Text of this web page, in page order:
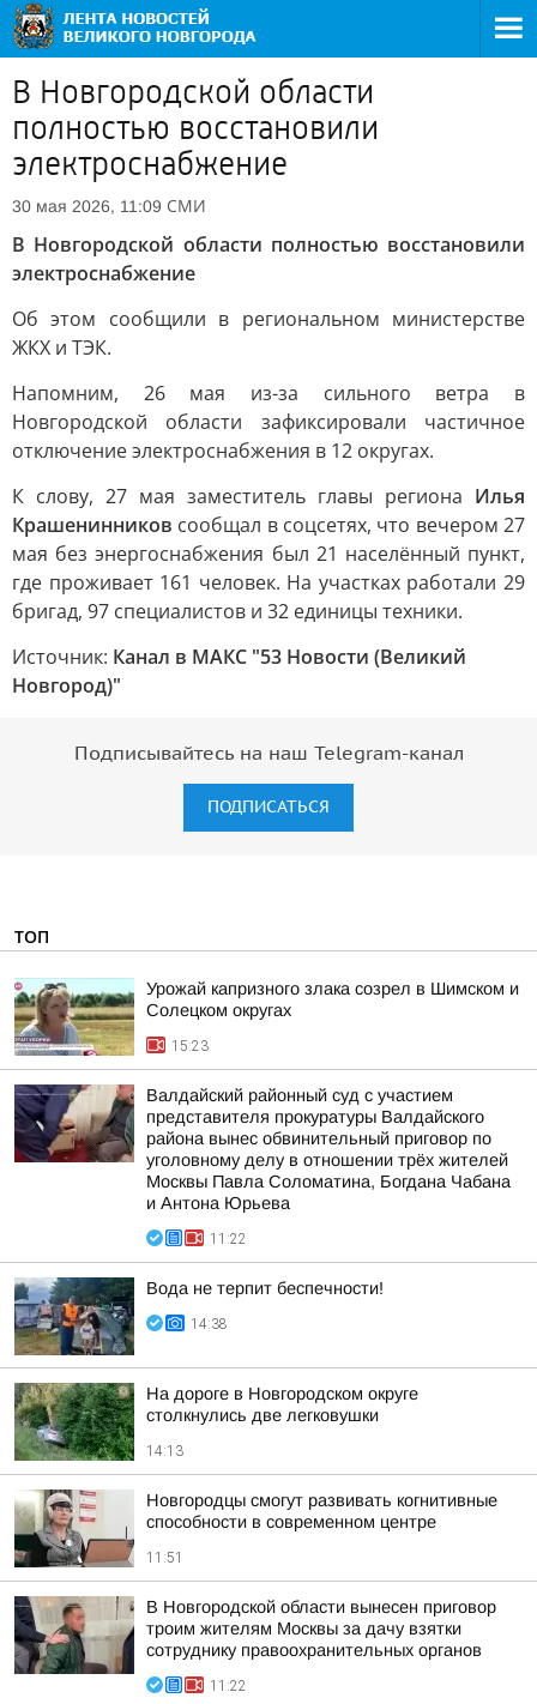
В Новгородской области
полностью восстановили
электроснабжение
30 мая 2026, 11:09 СМИ
В Новгородской области полностью восстановили
электроснабжение
Об этом сообщили в региональном министерстве
ЖКХ и ТЭК.
Напомним, 26 мая из-за сильного ветра в
Новгородской области зафиксировали частичное
отключение электроснабжения в 12 округах.
К слову, 27 мая заместитель главы региона Илья
Крашенинников сообщал в соцсетях, что вечером 27
мая без энергоснабжения был 21 населённый пункт,
где проживает 161 человек. На участках работали 29
бригад, 97 специалистов и 32 единицы техники.
Источник: Канал в МАКС "53 Новости (Великий
Новгород)"
Подписывайтесь на наш Telegram-канал
ПОДПИСАТЬСЯ
ТОП
Урожай капризного злака созрел в Шимском и
Солецком округах
15:23
Валдайский районный суд с участием
представителя прокуратуры Валдайского
района вынес обвинительный приговор по
уголовному делу в отношении трёх жителей
Москвы Павла Соломатина, Богдана Чабана
и Антона Юрьева
11:22
Вода не терпит беспечности!
14:38
На дороге в Новгородском округе
столкнулись две легковушки
14:13
Новгородцы смогут развивать когнитивные
способности в современном центре
11:51
В Новгородской области вынесен приговор
троим жителям Москвы за дачу взятки
сотруднику правоохранительных органов
11:22